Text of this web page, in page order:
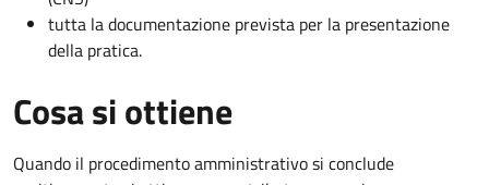
tutta la documentazione prevista per la presentazione
della pratica.
Cosa si ottiene
Quando il procedimento amministrativo si conclude